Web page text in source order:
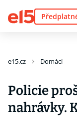
e15.cz Domácí
Policie
nahrávky.